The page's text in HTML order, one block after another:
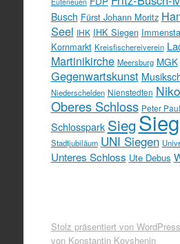
Busch Fürst Johann Moritz
Seel IHK IHK Siegen
Kornmarkt Kreisfischereiverein
Martinikirche Meersburg MGK
Gegenwartskunst
Niederschelden Nienstedten
Oberes Schloss Peter
Schlosspark Sieg
Stadtjubiläum UNI Siegen
Unteres Schloss Ute Debus
Stolz präsentiert von WordPress
von Konstantin Kovshenin